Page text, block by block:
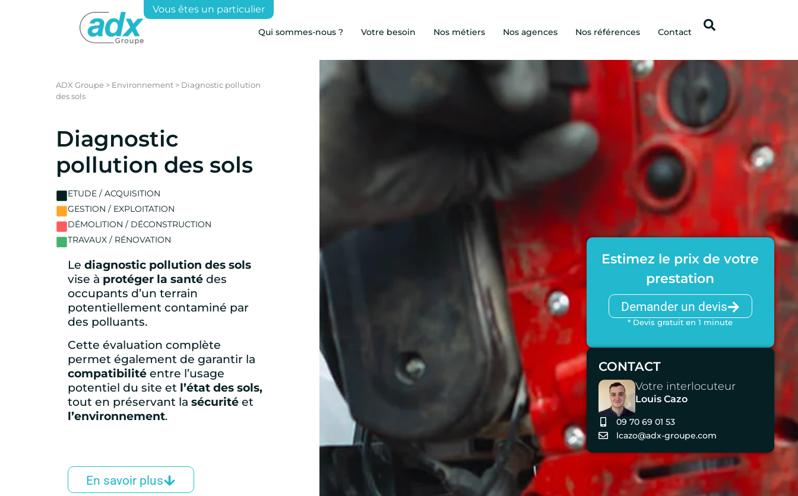
Vous êtes un particulier
Qui sommes-nous ? Votre besoin Nos métiers Nos agences Nos références Contact
ADX Groupe > Environnement > Diagnostic pollution
des sols
Diagnostic
pollution des sols
ETUDE / ACQUISITION
GESTION / EXPLOITATION
DÉMOLITION / DÉCONSTRUCTION
TRAVAUX / RÉNOVATION
Lediagnostic pollution des sols
vise à protéger la santé des
occupants d’un terrain
potentiellement contaminé par
des polluants.
Cette évaluation complète
permet également de garantir la
compatibilité entre l’usage
potentiel du site et l’état des sols,
tout en préservant lasécurité et
l’environnement.
En savoir plus
Estimez le prix de votre
prestation
Demander un devis
* Devis gratuit en 1 minute
CONTACT
Votre interlocuteur
Louis Cazo
09 70 69 01 53
lcazo@adx-groupe.com